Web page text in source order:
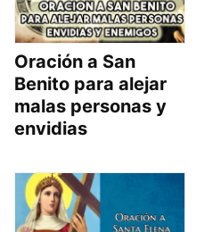
Oración a San
Benito para alejar
malas personas y
envidias